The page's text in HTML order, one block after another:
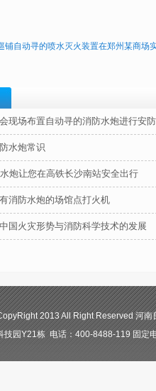
铺自动寻的喷水灭火装置在郑州某商场
现场布置自动寻的消防水炮进行安防
水炮常识
炮让您在高铁长沙南站安全出行
消防水炮的场馆点打火机
中国火灾形势与消防科学技术的发展
2013 All Right Reserved 河
技园Y21栋 电话：400-8488-119 固